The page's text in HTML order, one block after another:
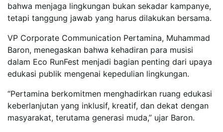
bahwa menjaga lingkungan bukan sekadar kampanye,
tetapi tanggung jawab yang harus dilakukan bersama.
VP Corporate Communication Pertamina, Muhammad
Baron, menegaskan bahwa kehadiran para musisi
dalam Eco RunFest menjadi bagian penting dari upaya
edukasi publik mengenai kepedulian lingkungan.
“Pertamina berkomitmen menghadirkan ruang edukasi
keberlanjutan yang inklusif, kreatif, dan dekat dengan
masyarakat, terutama generasi muda,” ujar Baron.